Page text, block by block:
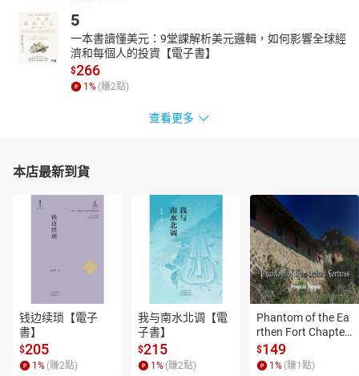
5
一本書讀懂美元：9堂課解析美元邏輯，如何影響全球經
濟和每個人的投資【電子書】
$266
1 % (賺2點)
查看更多
本店最新到貨
钱边续琐【電子
書】
$205
1 % (賺2點)
我与南水北调【電
子書】
$215
1 % (賺2點)
Phantom of the Ea
rthen Fort Chapter
4【有聲書】
$149
1 % (賺1 點)